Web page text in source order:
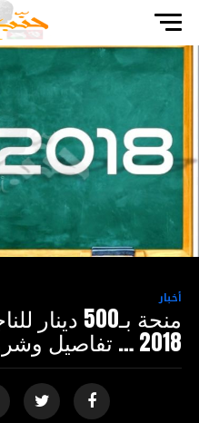
أخبار
منحة بـ500
2018 … تفاصيل وشروط الحصول عليها